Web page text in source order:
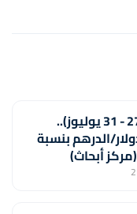
سوق الصرف (27 - 31 يوليوز)..
الدرهم بنسبة